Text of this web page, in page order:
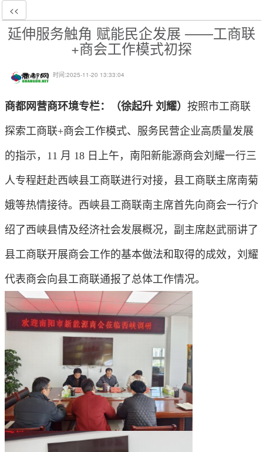
<<
延伸服务触角 赋能民企发展 ——工商联
+商会工作模式初探
时间:2025-11-20 13:33:04
商都网营商环境专栏：（徐起升 刘耀） 按照市工商联
探索工商联+商会工作模式、服务民营企业高质量发展
的指示，11 月 18 日上午，南阳新能源商会刘耀一行三
人专程赶赴西峡县工商联进行对接，县工商联主席南菊
娥等热情接待。西峡县工商联南主席首先向商会一行介
绍了西峡县情及经济社会发展概况，副主席赵武丽讲了
县工商联开展商会工作的基本做法和取得的成效，刘耀
代表商会向县工商联通报了总体工作情况。